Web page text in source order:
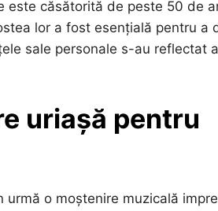
este căsătorită de peste 50 de
lor a fost esențială pentru a
sale personale s-au reflectat
uriașă pentru
o moștenire muzicală